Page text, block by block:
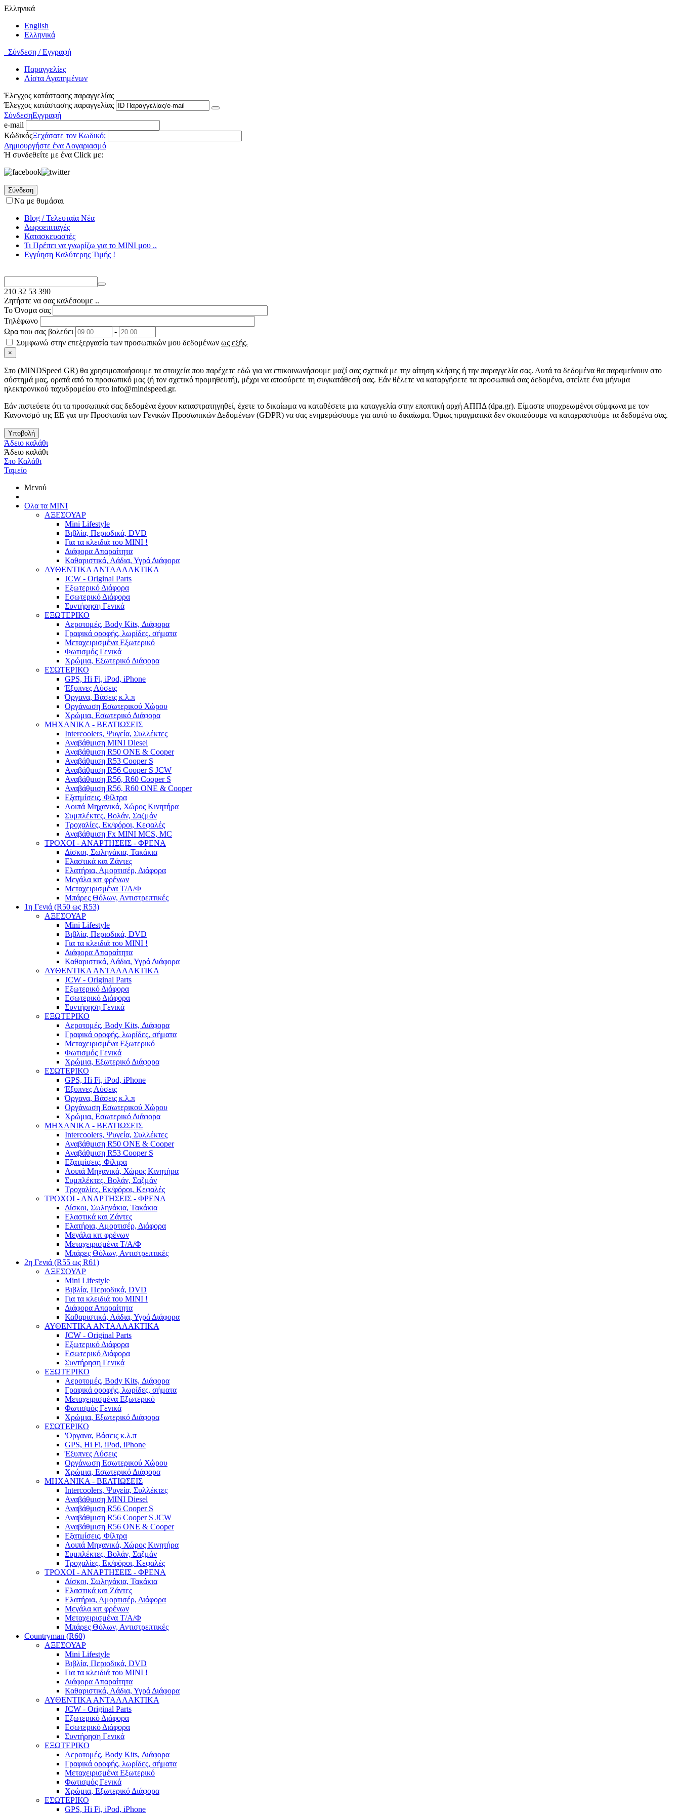
Ελληνικά
English
Ελληνικά
Σύνδεση / Εγγραφή
Παραγγελίες
Λίστα Αγαπημένων
Έλεγχος κατάστασης παραγγελίας
Έλεγχος κατάστασης παραγγελίας
ΣύνδεσηΕγγραφή
e-mail
ΚώδικόςΞεχάσατε τον Κωδικό;
Δημιουργήστε ένα Λογαριασμό
Ή συνδεθείτε με ένα Click με:
Σύνδεση
Να με θυμάσαι
Blog / Τελευταία Νέα
Δωροεπιταγές
Κατασκευαστές
Τι Πρέπει να γνωρίζω για το MΙΝΙ μου ..
Εγγύηση Καλύτερης Τιμής !
210 32 53 390
Ζητήστε να σας καλέσουμε ..
Το Όνομα σας
Τηλέφωνο
Ωρα που σας βολεύει
-
Συμφωνώ στην επεξεργασία των προσωπικών μου δεδομένων ως εξής.
×
Στo (MINDSpeed GR) θα χρησιμοποιήσουμε τα στοιχεία που παρέχετε εδώ για να επικοινωνήσουμε μαζί σας σχετικά με την αίτηση κλήσης ή την παραγγελία σας. Αυτά τα δεδομένα θα παραμείνουν στο
σύστημά μας, ορατά από το προσωπικό μας (ή τον σχετικό προμηθευτή), μέχρι να αποσύρετε τη συγκατάθεσή σας. Εάν θέλετε να καταργήσετε τα προσωπικά σας δεδομένα, στείλτε ένα μήνυμα
ηλεκτρονικού ταχυδρομείου στο info@mindspeed.gr.
Εάν πιστεύετε ότι τα προσωπικά σας δεδομένα έχουν καταστρατηγηθεί, έχετε το δικαίωμα να καταθέσετε μια καταγγελία στην εποπτική αρχή ΑΠΠΔ (dpa.gr). Είμαστε υποχρεωμένοι σύμφωνα με τον
Κανονισμό της ΕΕ για την Προστασία των Γενικών Προσωπικών Δεδομένων (GDPR) να σας ενημερώσουμε για αυτό το δικαίωμα. Όμως πραγματικά δεν σκοπεύουμε να καταχραστούμε τα δεδομένα σας.
Υποβολή
Άδειο καλάθι
Άδειο καλάθι
Στο Καλάθι
Ταμείο
Μενού
Ολα τα ΜΙΝΙ
ΑΞΕΣΟΥΑΡ
Mini Lifestyle
Βιβλία, Περιοδικά, DVD
Για τα κλειδιά του MINI !
Διάφορα Απαραίτητα
Καθαριστικά, Λάδια, Υγρά Διάφορα
ΑΥΘΕΝΤΙΚΑ ΑΝΤΑΛΛΑΚΤΙΚΑ
JCW - Original Parts
Εξωτερικό Διάφορα
Εσωτερικό Διάφορα
Συντήρηση Γενικά
ΕΞΩΤΕΡΙΚΟ
Αεροτομές, Body Kits, Διάφορα
Γραφικά οροφής, λωρίδες, σήματα
Μεταχειρισμένα Εξωτερικό
Φωτισμός Γενικά
Χρώμια, Εξωτερικό Διάφορα
ΕΣΩΤΕΡΙΚΟ
GPS, Hi Fi, iPod, iPhone
Έξυπνες Λύσεις
Όργανα, Βάσεις κ.λ.π
Οργάνωση Εσωτερικού Χώρου
Χρώμια, Εσωτερικό Διάφορα
ΜΗΧΑΝΙΚΑ - ΒΕΛΤΙΩΣΕΙΣ
Intercoolers, Ψυγεία, Συλλέκτες
Αναβάθμιση MINI Diesel
Αναβάθμιση R50 ONE & Cooper
Αναβάθμιση R53 Cooper S
Αναβάθμιση R56 Cooper S JCW
Αναβάθμιση R56, R60 Cooper S
Αναβάθμιση R56, R60 ONE & Cooper
Εξατμίσεις, Φίλτρα
Λοιπά Μηχανικά, Χώρος Κινητήρα
Συμπλέκτες, Βολάν, Σαζμάν
Τροχαλίες, Εκ/φόροι, Κεφαλές
Αναβάθμιση Fx MINI MCS, MC
ΤΡΟΧΟΙ - ΑΝΑΡΤΗΣΕΙΣ - ΦΡΕΝΑ
Δίσκοι, Σωληνάκια, Τακάκια
Ελαστικά και Ζάντες
Ελατήρια, Αμορτισέρ, Διάφορα
Μεγάλα κιτ φρένων
Μεταχειρισμένα Τ/Α/Φ
Μπάρες Θόλων, Αντιστρεπτικές
1η Γενιά (R50 ως R53)
ΑΞΕΣΟΥΑΡ
Mini Lifestyle
Βιβλία, Περιοδικά, DVD
Για τα κλειδιά του MINI !
Διάφορα Απαραίτητα
Καθαριστικά, Λάδια, Υγρά Διάφορα
ΑΥΘΕΝΤΙΚΑ ΑΝΤΑΛΛΑΚΤΙΚΑ
JCW - Original Parts
Εξωτερικό Διάφορα
Εσωτερικό Διάφορα
Συντήρηση Γενικά
ΕΞΩΤΕΡΙΚΟ
Αεροτομές, Body Kits, Διάφορα
Γραφικά οροφής, λωρίδες, σήματα
Μεταχειρισμένα Εξωτερικό
Φωτισμός Γενικά
Χρώμια, Εξωτερικό Διάφορα
ΕΣΩΤΕΡΙΚΟ
GPS, Hi Fi, iPod, iPhone
Έξυπνες Λύσεις
Όργανα, Βάσεις κ.λ.π
Οργάνωση Εσωτερικού Χώρου
Χρώμια, Εσωτερικό Διάφορα
ΜΗΧΑΝΙΚΑ - ΒΕΛΤΙΩΣΕΙΣ
Intercoolers, Ψυγεία, Συλλέκτες
Αναβάθμιση R50 ONE & Cooper
Αναβάθμιση R53 Cooper S
Εξατμίσεις, Φίλτρα
Λοιπά Μηχανικά, Χώρος Κινητήρα
Συμπλέκτες, Βολάν, Σαζμάν
Τροχαλίες, Εκ/φόροι, Κεφαλές
ΤΡΟΧΟΙ - ΑΝΑΡΤΗΣΕΙΣ - ΦΡΕΝΑ
Δίσκοι, Σωληνάκια, Τακάκια
Ελαστικά και Ζάντες
Ελατήρια, Αμορτισέρ, Διάφορα
Μεγάλα κιτ φρένων
Μεταχειρισμένα Τ/Α/Φ
Μπάρες Θόλων, Αντιστρεπτικές
2η Γενιά (R55 ως R61)
ΑΞΕΣΟΥΑΡ
Mini Lifestyle
Βιβλία, Περιοδικά, DVD
Για τα κλειδιά του MINI !
Διάφορα Απαραίτητα
Καθαριστικά, Λάδια, Υγρά Διάφορα
ΑΥΘΕΝΤΙΚΑ ΑΝΤΑΛΛΑΚΤΙΚΑ
JCW - Original Parts
Εξωτερικό Διάφορα
Εσωτερικό Διάφορα
Συντήρηση Γενικά
ΕΞΩΤΕΡΙΚΟ
Αεροτομές, Body Kits, Διάφορα
Γραφικά οροφής, λωρίδες, σήματα
Μεταχειρισμένα Εξωτερικό
Φωτισμός Γενικά
Χρώμια, Εξωτερικό Διάφορα
ΕΣΩΤΕΡΙΚΟ
'Οργανα, Βάσεις κ.λ.π
GPS, Hi Fi, iPod, iPhone
Έξυπνες Λύσεις
Οργάνωση Εσωτερικού Χώρου
Χρώμια, Εσωτερικό Διάφορα
ΜΗΧΑΝΙΚΑ - ΒΕΛΤΙΩΣΕΙΣ
Intercoolers, Ψυγεία, Συλλέκτες
Αναβάθμιση MINI Diesel
Αναβάθμιση R56 Cooper S
Αναβάθμιση R56 Cooper S JCW
Αναβάθμιση R56 ONE & Cooper
Εξατμίσεις, Φίλτρα
Λοιπά Μηχανικά, Χώρος Κινητήρα
Συμπλέκτες, Βολάν, Σαζμάν
Τροχαλίες, Εκ/φόροι, Κεφαλές
ΤΡΟΧΟΙ - ΑΝΑΡΤΗΣΕΙΣ - ΦΡΕΝΑ
Δίσκοι, Σωληνάκια, Τακάκια
Ελαστικά και Ζάντες
Ελατήρια, Αμορτισέρ, Διάφορα
Μεγάλα κιτ φρένων
Μεταχειρισμένα Τ/Α/Φ
Μπάρες Θόλων, Αντιστρεπτικές
Countryman (R60)
ΑΞΕΣΟΥΑΡ
Mini Lifestyle
Βιβλία, Περιοδικά, DVD
Για τα κλειδιά του MINI !
Διάφορα Απαραίτητα
Καθαριστικά, Λάδια, Υγρά Διάφορα
ΑΥΘΕΝΤΙΚΑ ΑΝΤΑΛΛΑΚΤΙΚΑ
JCW - Original Parts
Εξωτερικό Διάφορα
Εσωτερικό Διάφορα
Συντήρηση Γενικά
ΕΞΩΤΕΡΙΚΟ
Αεροτομές, Body Kits, Διάφορα
Γραφικά οροφής, λωρίδες, σήματα
Μεταχειρισμένα Εξωτερικό
Φωτισμός Γενικά
Χρώμια, Εξωτερικό Διάφορα
ΕΣΩΤΕΡΙΚΟ
GPS, Hi Fi, iPod, iPhone